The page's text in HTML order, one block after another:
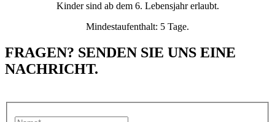
Kinder sind ab dem 6. Lebensjahr erlaubt.
Mindestaufenthalt: 5 Tage.
FRAGEN? SENDEN SIE UNS EINE
NACHRICHT.